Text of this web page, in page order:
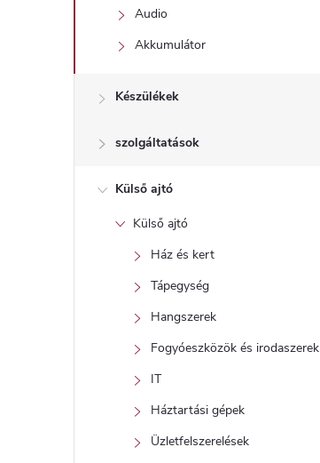
Audio
Akkumulátor
Készülékek
szolgáltatások
Külső ajtó
Külső ajtó
Ház és kert
Tápegység
Hangszerek
Fogyóeszközök és irodaszerek
IT
Háztartási gépek
Üzletfelszerelések